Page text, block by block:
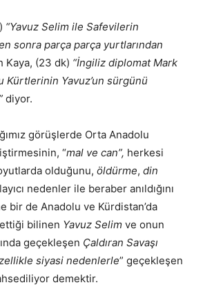
“Yavuz Selim ile Safevilerin
sonra parça parça yurtlarından
Kaya, (23 dk) “İngiliz diplomat Mark
Kürtlerinin Yavuz’un sürgünü
diyor.
görüşlerde Orta Anadolu
“mal ve can”, herkesi
olduğunu, öldürme, din
nedenler ile beraber anıldığını
bir de Anadolu ve Kürdistan’da
bilinen Yavuz Selim ve onun
geçekleşen Çaldıran Savaşı
siyasi nedenlerle” geçekleşen
demektir.